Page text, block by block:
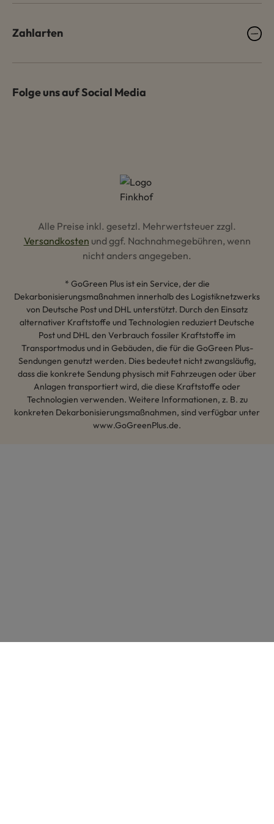
Zahlarten
Folge uns auf Social Media
Alle Preise inkl. gesetzl. Mehrwertsteuer zzgl.
Versandkosten und ggf. Nachnahmegebühren, wenn
nicht anders angegeben.
* GoGreen Plus ist ein Service, der die
Dekarbonisierungsmaßnahmen innerhalb des Logistiknetzwerks
von Deutsche Post und DHL unterstützt. Durch den Einsatz
alternativer Kraftstoffe und Technologien reduziert Deutsche
Post und DHL den Verbrauch fossiler Kraftstoffe im
Transportmodus und in Gebäuden, die für die GoGreen Plus-
Sendungen genutzt werden. Dies bedeutet nicht zwangsläufig,
dass die konkrete Sendung physisch mit Fahrzeugen oder über
Anlagen transportiert wird, die diese Kraftstoffe oder
Technologien verwenden. Weitere Informationen, z. B. zu
konkreten Dekarbonisierungsmaßnahmen, sind verfügbar unter
www.GoGreenPlus.de.